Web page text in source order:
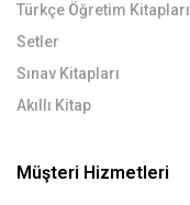
Türkçe Öğretim Kitapları
Setler
Sınav Kitapları
Akıllı Kitap
Müşteri Hizmetleri